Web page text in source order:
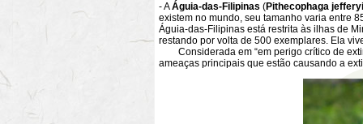
- AÁguia-das-Filipinas (Pithecophaga jefferyi
existem no mundo, seu tamanho varia entre
Águia-das-Filipinas está restrita às ilhas de
restando por volta de 500 exemplares. Ela
Considerada em “em perigo crítico de
ameaças principais que estão causando a